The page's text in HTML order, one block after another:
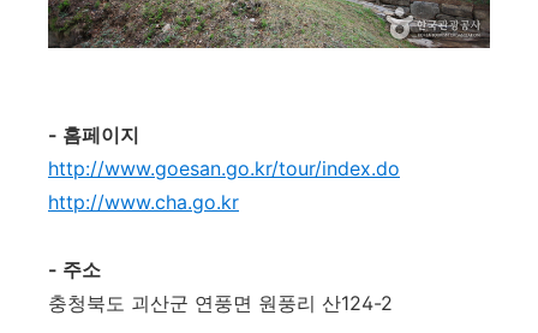
- 홈페이지
http://www.goesan.go.kr/tour/index.do
http://www.cha.go.kr
- 주소
충청북도 괴산군 연풍면 원풍리 산124-2